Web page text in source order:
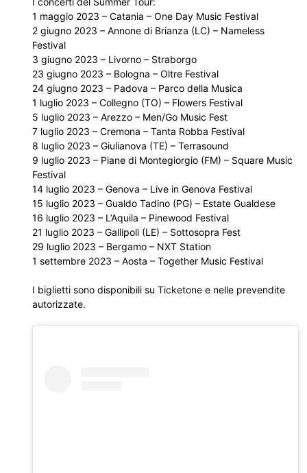
1 maggio 2023 – Catania – One Day Music Festival
2 giugno 2023 – Annone di Brianza (LC) – Nameless
Festival
3 giugno 2023 – Livorno – Straborgo
23 giugno 2023 – Bologna – Oltre Festival
24 giugno 2023 – Padova – Parco della Musica
1 luglio 2023 – Collegno (TO) – Flowers Festival
5 luglio 2023 – Arezzo – Men/Go Music Fest
7 luglio 2023 – Cremona – Tanta Robba Festival
8 luglio 2023 – Giulianova (TE) – Terrasound
9 luglio 2023 – Piane di Montegiorgio (FM) – Square Music
Festival
14 luglio 2023 – Genova – Live in Genova Festival
15 luglio 2023 – Gualdo Tadino (PG) – Estate Gualdese
16 luglio 2023 – L’Aquila – Pinewood Festival
21 luglio 2023 – Gallipoli (LE) – Sottosopra Fest
29 luglio 2023 – Bergamo – NXT Station
1 settembre 2023 – Aosta – Together Music Festival
I biglietti sono disponibili su Ticketone e nelle prevendite
autorizzate.